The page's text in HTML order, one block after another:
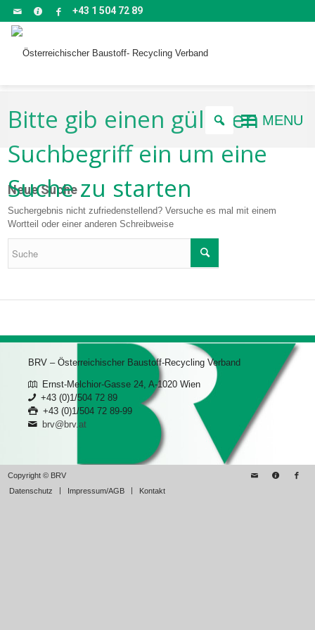
+43 1 504 72 89
MENU
Bitte gib einen gültigen
Suchbegriff ein um eine
Suche zu starten
Neue Suche
Suchergebnis nicht zufriedenstellend? Versuche es mal mit einem
Wortteil oder einer anderen Schreibweise
BRV – Österreichischer Baustoff-Recycling Verband
Ernst-Melchior-Gasse 24, A-1020 Wien
+43 (0)1/504 72 89
+43 (0)1/504 72 89-99
brv@brv.at
Copyright © BRV
Datenschutz
Impressum/AGB Kontakt